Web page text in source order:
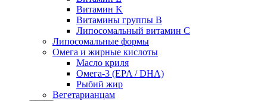
Витамин K
Витамины группы B
Липосомальный витамин C
Липосомальные формы
Омега и жирные кислоты
Масло криля
Омега-3 (EPA / DHA)
Рыбий жир
Вегетарианцам